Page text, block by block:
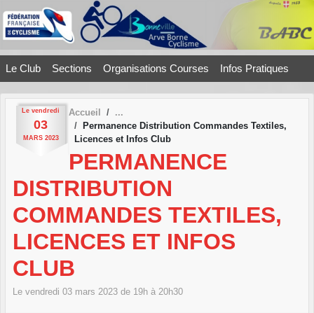
Le Club Sections Organisations Courses Infos Pratiques
Le vendredi
03
MARS 2023
Accueil
Permanence Distribution Commandes Textiles,
Licences et Infos Club
PERMANENCE
DISTRIBUTION
COMMANDES TEXTILES,
LICENCES ET INFOS
CLUB
Le vendredi 03 mars 2023 de 19h à 20h30
Panneau de gestion des cookies